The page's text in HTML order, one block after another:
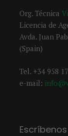
Org. Técnica
Licencia de
Avda. Juan
(Spain)
Tel. +34 958
e-mail:
Escríbenos